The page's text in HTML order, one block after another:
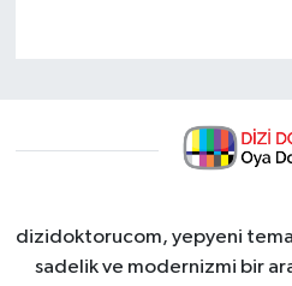
dizidoktorucom, yepyeni
sadelik ve modernizmi bir